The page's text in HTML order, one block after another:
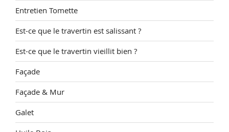
Entretien Tomette
Est-ce que le travertin est salissant ?
Est-ce que le travertin vieillit bien ?
Façade
Façade & Mur
Galet